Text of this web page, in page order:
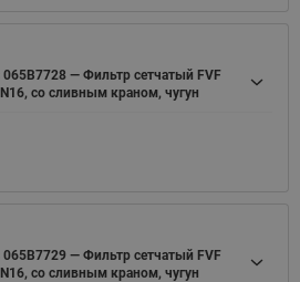
065B7728 — Фильтр сетчатый FVF
со сливным краном, чугун
065B7729 — Фильтр сетчатый FVF
со сливным краном, чугун